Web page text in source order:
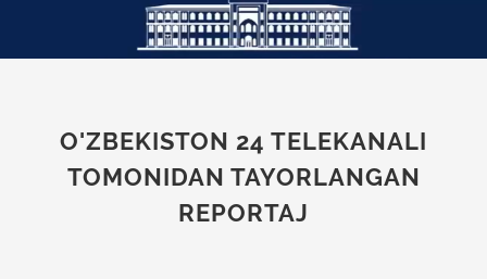
O'ZBEKISTON 24 TELEKANALI
TOMONIDAN TAYORLANGAN
REPORTAJ